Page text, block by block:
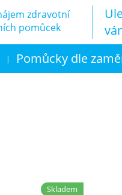
| Pomůcky dle
Skladem